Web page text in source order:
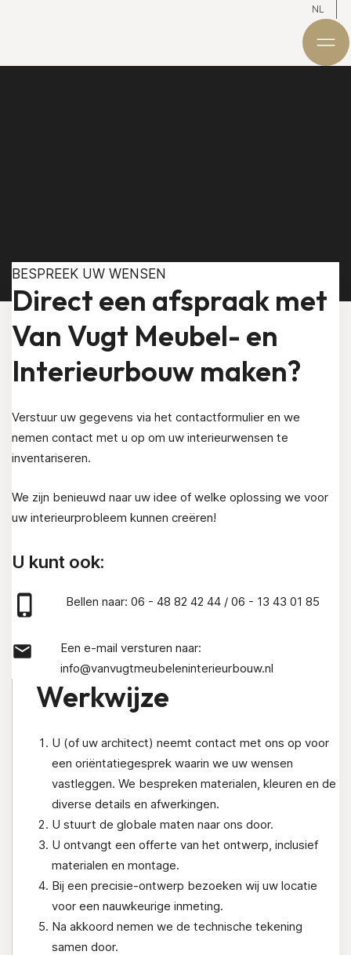
NL
BESPREEK UW WENSEN
Direct een afspraak met
Van Vugt Meubel- en
Interieurbouw maken?
Verstuur uw gegevens via het contactformulier en we
nemen contact met u op om uw interieurwensen te
inventariseren.
We zijn benieuwd naar uw idee of welke oplossing we voor
uw interieurprobleem kunnen creëren!
U kunt ook:
Bellen naar: 06 - 48 82 42 44 / 06 - 13 43 01 85
Een e-mail versturen naar:
info@vanvugtmeubeleninterieurbouw.nl
Werkwijze
U (of uw architect) neemt contact met ons op voor
een oriëntatiegesprek waarin we uw wensen
vastleggen. We bespreken materialen, kleuren en de
diverse details en afwerkingen.
U stuurt de globale maten naar ons door.
U ontvangt een offerte van het ontwerp, inclusief
materialen en montage.
Bij een precisie-ontwerp bezoeken wij uw locatie
voor een nauwkeurige inmeting.
Na akkoord nemen we de technische tekening
samen door.